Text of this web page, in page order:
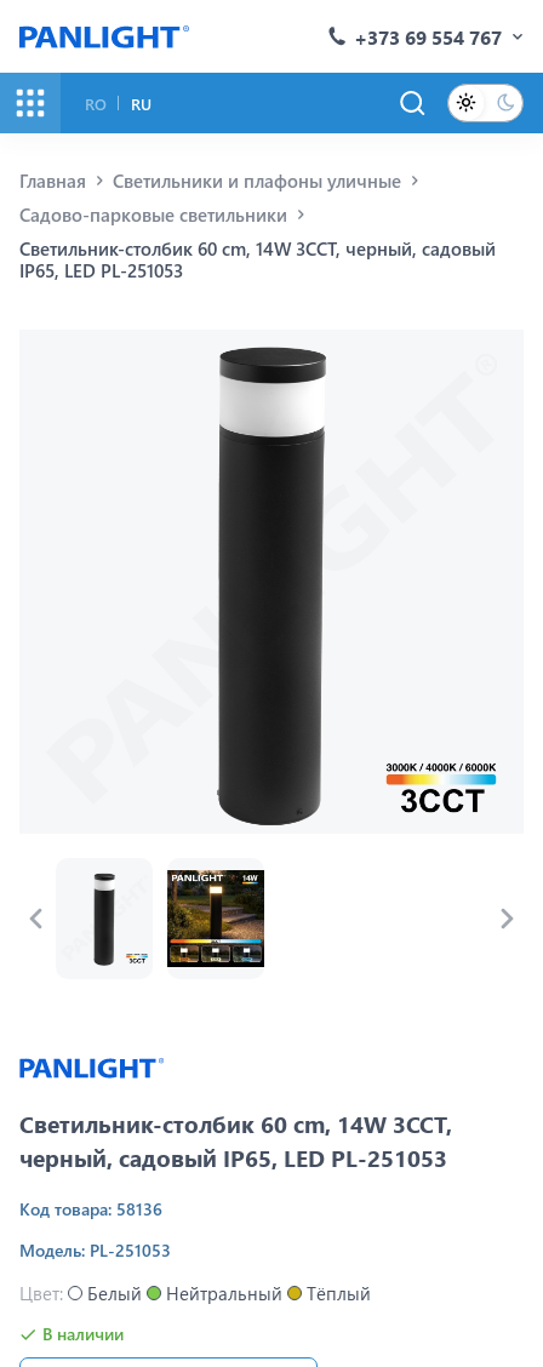
+373 69 554 767
RO RU
Главная
Светильники и плафоны уличные
Садово-парковые светильники
Светильник-столбик 60 cm, 14W 3CCT, черный, садовый
IP65, LED PL-251053
Светильник-столбик 60 cm, 14W 3CCT,
черный, садовый IP65, LED PL-251053
Код товара: 58136
Модель: PL-251053
Цвет: Белый Нейтральный Тёплый
В наличии